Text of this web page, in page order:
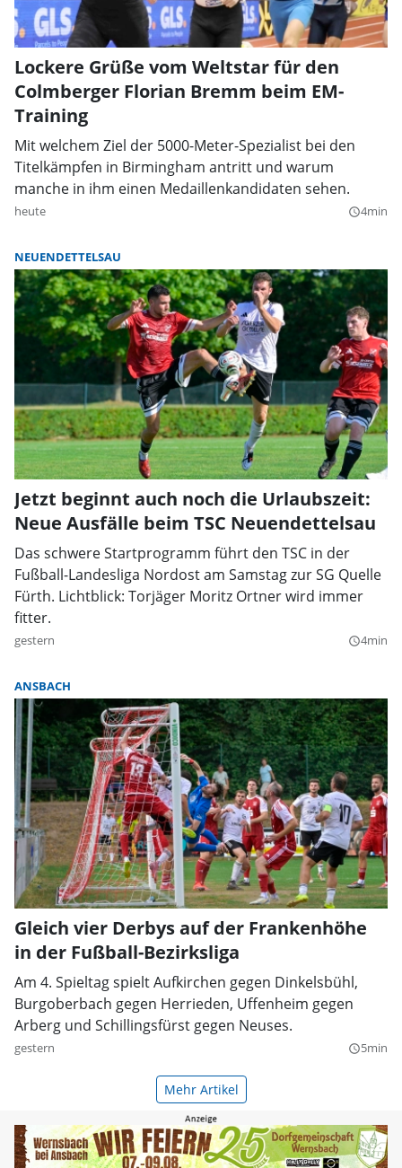
Lockere Grüße vom Weltstar für den
Colmberger Florian Bremm beim EM-
Training
Mit welchem Ziel der 5000-Meter-Spezialist bei den
Titelkämpfen in Birmingham antritt und warum
manche in ihm einen Medaillenkandidaten sehen.
heute query_builder4min
NEUENDETTELSAU
Jetzt beginnt auch noch die Urlaubszeit:
Neue Ausfälle beim TSC Neuendettelsau
Das schwere Startprogramm führt den TSC in der
Fußball-Landesliga Nordost am Samstag zur SG Quelle
Fürth. Lichtblick: Torjäger Moritz Ortner wird immer
fitter.
gestern query_builder4min
ANSBACH
Gleich vier Derbys auf der Frankenhöhe
in der Fußball-Bezirksliga
Am 4. Spieltag spielt Aufkirchen gegen Dinkelsbühl,
Burgoberbach gegen Herrieden, Uffenheim gegen
Arberg und Schillingsfürst gegen Neuses.
gestern query_builder5min
Mehr Artikel